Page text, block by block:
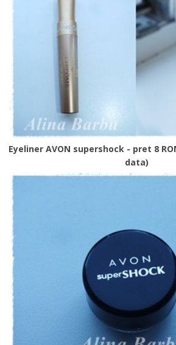
Eyeliner AVON supershock - pret 8
data)